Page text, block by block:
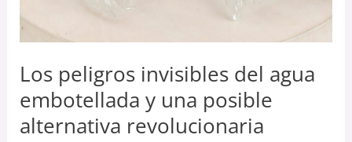
Los peligros invisibles del agua
embotellada y una posible
alternativa revolucionaria